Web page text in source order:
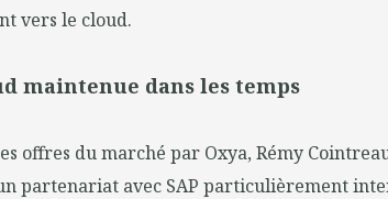
vers le cloud.
maintenue dans les temps
offres du marché par Oxya, Rémy
partenariat avec SAP particulièrement